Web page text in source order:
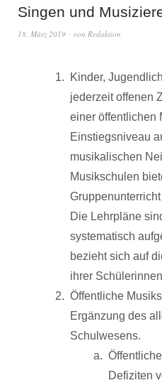
Singen und
18. März 2019 von Redaktion
Kinder,
jederzeit offenen
einer öffentlichen
Einstiegsniveau
musikalischen
Musikschulen
Die Lehrpläne
systematisch
bezieht sich auf
ihrer
Öffentliche
Ergänzung des
Schulwesens.
Defiziten